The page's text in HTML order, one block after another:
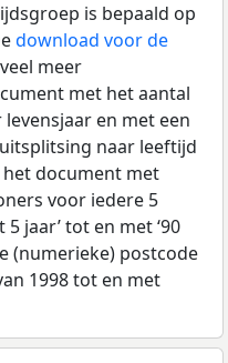
is bepaald op
download voor de
meer
met het aantal
en met een
naar leeftijd
het document met
voor iedere 5
jaar’ tot en met ‘90
(numerieke) postcode
1998 tot en met